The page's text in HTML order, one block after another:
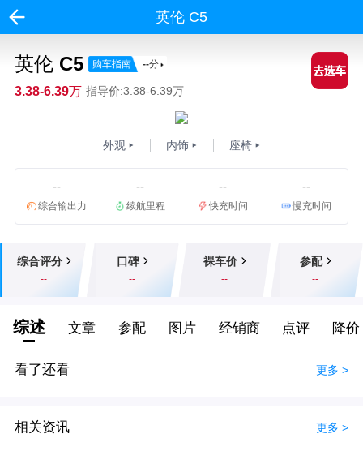
英伦 C5
英伦 C5 购车指南 --分
3.38-6.39万 指导价:3.38-6.39万
外观 内饰 座椅
--
综合输出力
--
续航里程
--
快充时间
--
慢充时间
综合评分
--
口碑
--
裸车价
--
参配
--
综述 文章 参配 图片 经销商 点评 降价
看了还看 更多 >
相关资讯 更多 >